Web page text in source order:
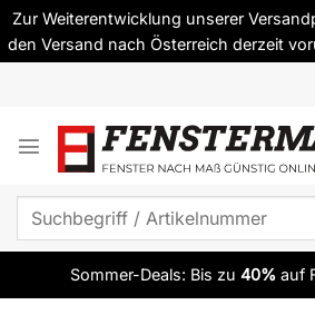
Zur Weiterentwicklung unserer
den Versand nach Österreich derzeit
springen
Suchen
Sommer-Deals: Bis zu 40% auf